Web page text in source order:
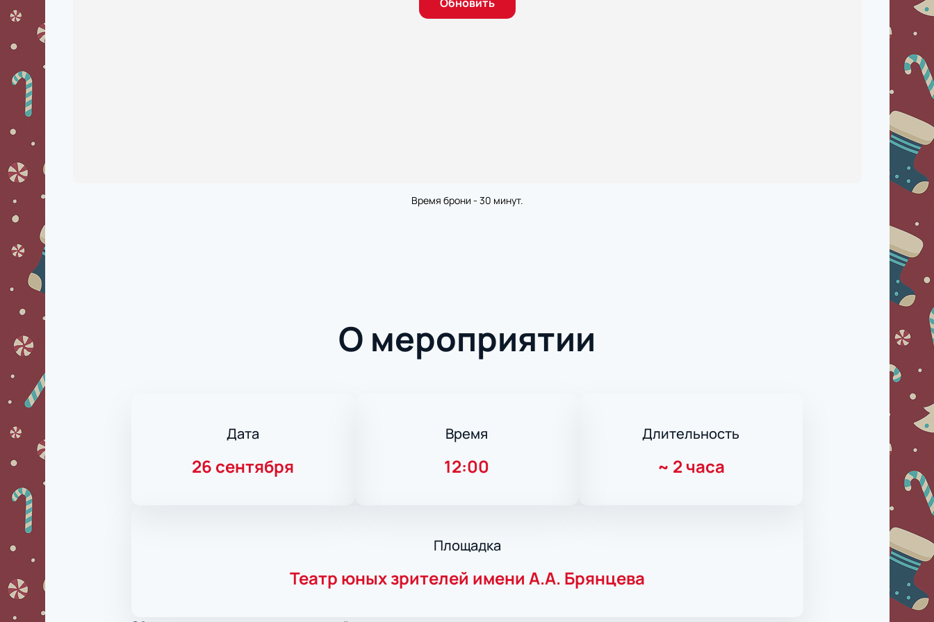
Время брони - 30 минут.
О мероприятии
Дата
26 сентября
Время
12:00
Длительность
~ 2 часа
Площадка
Театр юных зрителей имени А.А. Брянцева